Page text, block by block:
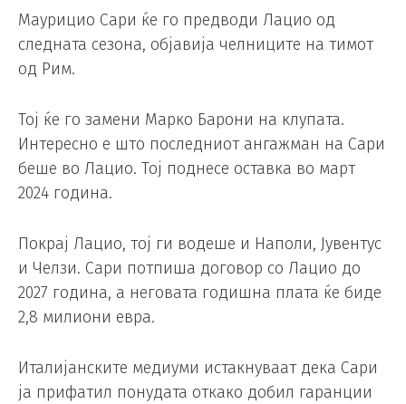
Маурицио Сари ќе го предводи Лацио од
следната сезона, објавија челниците на тимот
од Рим.
Тој ќе го замени Марко Барони на клупата.
Интересно е што последниот ангажман на Сари
беше во Лацио. Тој поднесе оставка во март
2024 година.
Покрај Лацио, тој ги водеше и Наполи, Јувентус
и Челзи. Сари потпиша договор со Лацио до
2027 година, а неговата годишна плата ќе биде
2,8 милиони евра.
Италијанските медиуми истакнуваат дека Сари
ја прифатил понудата откако добил гаранции